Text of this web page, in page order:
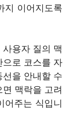
지 이어지도록
용자 질의 맥
으로 코스를 자
을 안내할 수
맥락을 고려
주는 식입니